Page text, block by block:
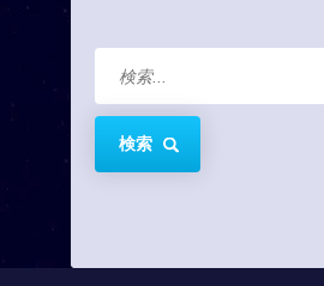
検索